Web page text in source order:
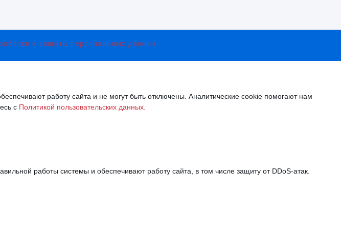
и защиты персональных данных
работу сайта и не могут быть отключены. Аналитические cookie помогают нам
с Политикой пользовательских данных.
работы системы и обеспечивают работу сайта, в том числе защиту от DDoS-атак.